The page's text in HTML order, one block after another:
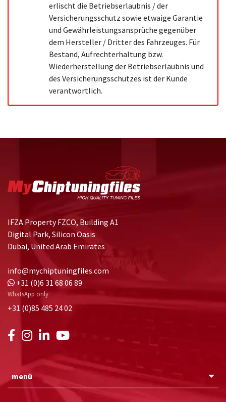
erlischt die Betriebserlaubnis / der
Versicherungsschutz sowie etwaige Garantie
und Gewährleistungsansprüche gegenüber
dem Hersteller / Dritter des Fahrzeuges. Für
Bestand, Aufrechterhaltung bzw.
Wiederherstellung der Betriebserlaubnis und
des Versicherungsschutzes ist der Kunde
verantwortlich.
IFZA Property FZCO, Building A1
Digital Park, Silicon Oasis
Dubai, United Arab Emirates
info@mychiptuningfiles.com
+31 (0)6 31 68 06 89
WhatsApp only
+31 (0)85 485 24 02
menü